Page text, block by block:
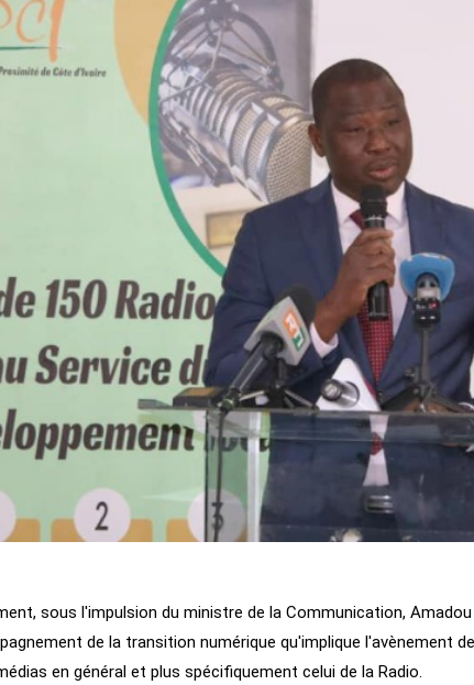
sous l'impulsion du ministre de la Communication,
de la transition numérique qu'implique l'avènement
en général et plus spécifiquement celui de la Radio.